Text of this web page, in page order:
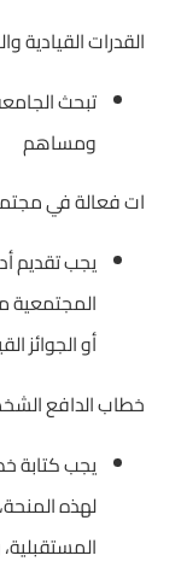
القدرات
تبحث
ومساهم
ات فعالة في
يجب تقديم
المجتمعية
أو الجوائز
خطاب الدافع
يجب كتابة
لهذه